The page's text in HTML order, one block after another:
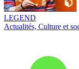
LEGEND
Actualités, Culture et